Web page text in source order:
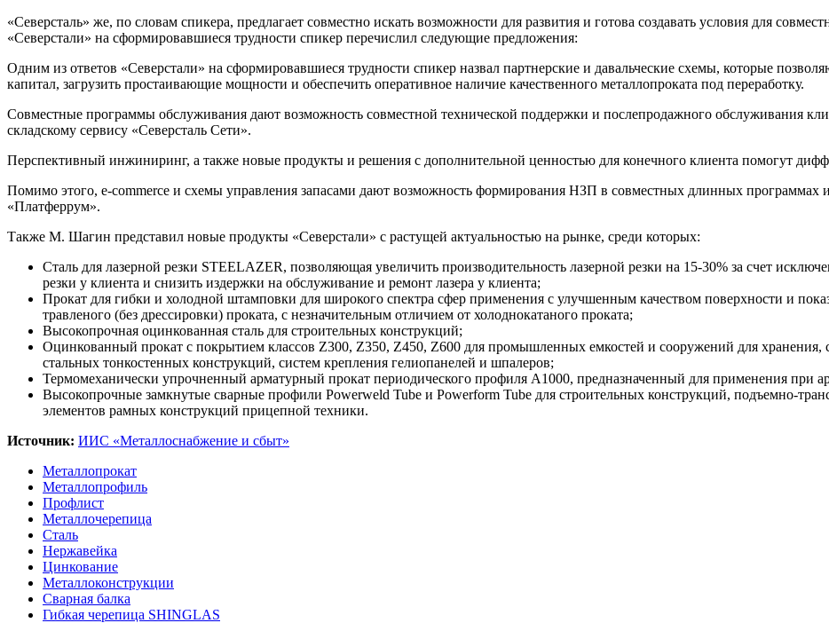
«Северсталь» же, по словам спикера, предлагает совместно искать возможности для развития и готова создавать условия для
«Северстали» на сформировавшиеся трудности спикер перечислил следующие предложения:
Одним из ответов «Северстали» на сформировавшиеся трудности спикер назвал партнерские и давальческие схемы, которые
капитал, загрузить простаивающие мощности и обеспечить оперативное наличие качественного металлопроката под переработку.
Совместные программы обслуживания дают возможность совместной технической поддержки и послепродажного обслуживания
складскому сервису «Северсталь Сети».
Перспективный инжиниринг, а также новые продукты и решения с дополнительной ценностью для конечного клиента помогут
Помимо этого, e-commerce и схемы управления запасами дают возможность формирования НЗП в совместных длинных программах
«Платферрум».
Также М. Шагин представил новые продукты «Северстали» с растущей актуальностью на рынке, среди которых:
Сталь для лазерной резки STEELAZER, позволяющая увеличить производительность лазерной резки на 15-30% за счет
резки у клиента и снизить издержки на обслуживание и ремонт лазера у клиента;
Прокат для гибки и холодной штамповки для широкого спектра сфер применения с улучшенным качеством поверхности и
травленого (без дрессировки) проката, с незначительным отличием от холоднокатаного проката;
Высокопрочная оцинкованная сталь для строительных конструкций;
Оцинкованный прокат с покрытием классов Z300, Z350, Z450, Z600 для промышленных емкостей и сооружений для
стальных тонкостенных конструкций, систем крепления гелиопанелей и шпалеров;
Термомеханически упрочненный арматурный прокат периодического профиля А1000, предназначенный для применения при
Высокопрочные замкнутые сварные профили Powerweld Tube и Powerform Tube для строительных конструкций, подъемно-
элементов рамных конструкций прицепной техники.
Источник: ИИС «Металлоснабжение и сбыт»
Металлопрокат
Металлопрофиль
Профлист
Металлочерепица
Сталь
Нержавейка
Цинкование
Металлоконструкции
Сварная балка
Гибкая черепица SHINGLAS